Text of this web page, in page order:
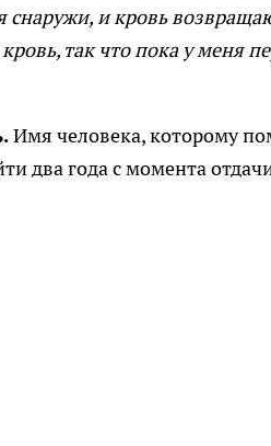
снаружи, и кровь
кровь, так что пока у меня
Имя человека, которому
два года с момента